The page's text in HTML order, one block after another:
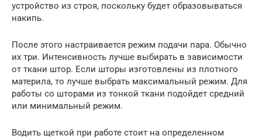
устройство из строя, поскольку будет образовываться
накипь.
После этого настраивается режим подачи пара. Обычно
их три. Интенсивность лучше выбирать в зависимости
от ткани штор. Если шторы изготовлены из плотного
материла, то лучше выбрать максимальный режим. Для
работы со шторами из тонкой ткани подойдет средний
или минимальный режим.
Водить щеткой при работе стоит на определенном